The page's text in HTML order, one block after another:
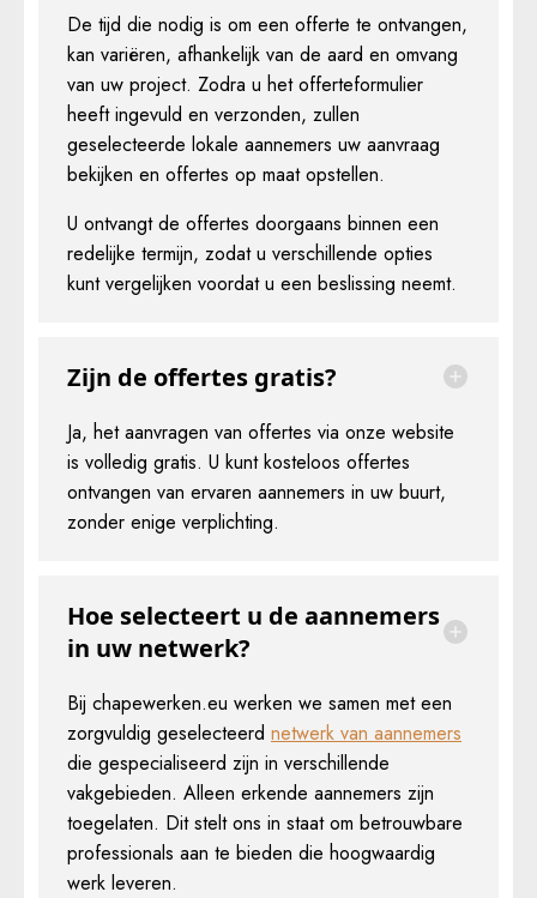
De tijd die nodig is om een offerte te ontvangen,
kan variëren, afhankelijk van de aard en omvang
van uw project. Zodra u het offerteformulier
heeft ingevuld en verzonden, zullen
geselecteerde lokale aannemers uw aanvraag
bekijken en offertes op maat opstellen.
U ontvangt de offertes doorgaans binnen een
redelijke termijn, zodat u verschillende opties
kunt vergelijken voordat u een beslissing neemt.
Zijn de offertes gratis?
Ja, het aanvragen van offertes via onze website
is volledig gratis. U kunt kosteloos offertes
ontvangen van ervaren aannemers in uw buurt,
zonder enige verplichting.
Hoe selecteert u de aannemers
in uw netwerk?
Bij chapewerken.eu werken we samen met een
zorgvuldig geselecteerd netwerk van aannemers
die gespecialiseerd zijn in verschillende
vakgebieden. Alleen erkende aannemers zijn
toegelaten. Dit stelt ons in staat om betrouwbare
professionals aan te bieden die hoogwaardig
werk leveren.